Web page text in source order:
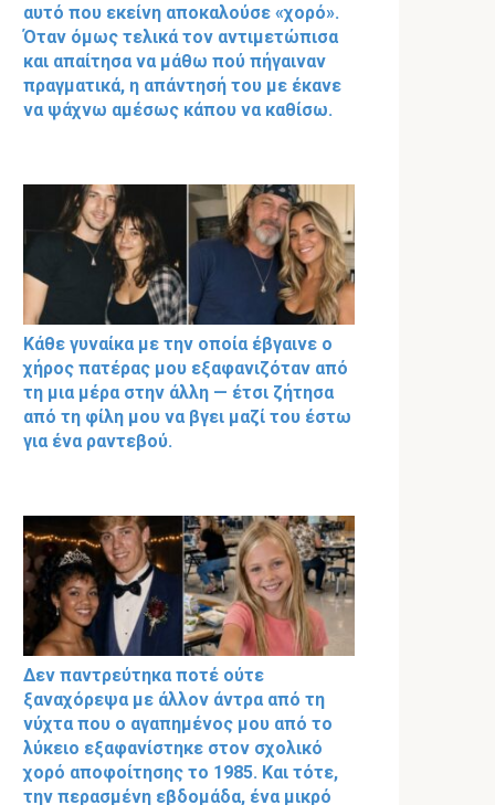
αυτό που εκείνη αποκαλούσε «χορό».
Όταν όμως τελικά τον αντιμετώπισα
και απαίτησα να μάθω πού πήγαιναν
πραγματικά, η απάντησή του με έκανε
να ψάχνω αμέσως κάπου να καθίσω.
Κάθε γυναίκα με την οποία έβγαινε ο
χήρος πατέρας μου εξαφανιζόταν από
τη μια μέρα στην άλλη — έτσι ζήτησα
από τη φίλη μου να βγει μαζί του έστω
για ένα ραντεβού.
Δεν παντρεύτηκα ποτέ ούτε
ξαναχόρεψα με άλλον άντρα από τη
νύχτα που ο αγαπημένος μου από το
λύκειο εξαφανίστηκε στον σχολικό
χορό αποφοίτησης το 1985. Και τότε,
την περασμένη εβδομάδα, ένα μικρό